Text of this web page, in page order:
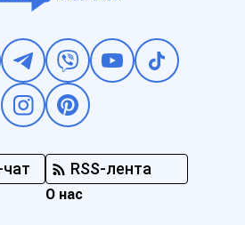
RSS-лента
О нас